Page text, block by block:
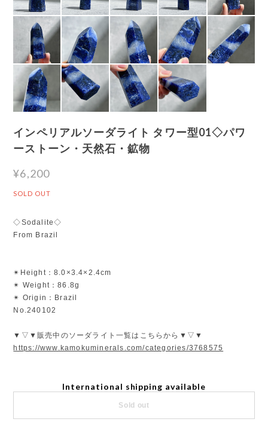
インペリアルソーダライト タワー型01◇パワ
ーストーン・天然石・鉱物
¥6,200
SOLD OUT
◇Sodalite◇
From Brazil
✴︎Height：8.0×3.4×2.4cm
✴︎ Weight：86.8g
✴︎ Origin：Brazil
No.240102
▼▽▼販売中のソーダライト一覧はこちらから▼▽▼
https://www.kamokuminerals.com/categories/3768575
International shipping available
Sold out